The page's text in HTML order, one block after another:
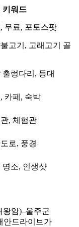
키워드
무료, 포토스팟
고기, 고래고기 골
출렁다리, 등대
카페, 숙박
, 체험관
로, 풍경
명소, 인생샷
왕암)–울주군
안드라이브가